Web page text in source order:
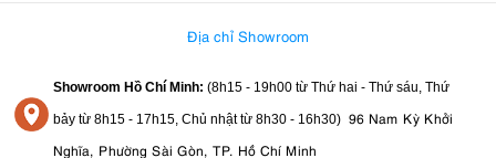
Địa chỉ Showroom
Showroom Hồ Chí Minh: (8h15 - 19h00 từ Thứ hai - Thứ sáu, Thứ
bảy từ 8h15 - 17h15, Chủ nhật từ 8h30 - 16h30) 96 Nam Kỳ Khởi
Nghĩa, Phường Sài Gòn, TP. Hồ Chí Minh